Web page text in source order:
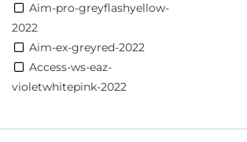
Aim-pro-greyflashyellow-
2022
Aim-ex-greyred-2022
Access-ws-eaz-
violetwhitepink-2022